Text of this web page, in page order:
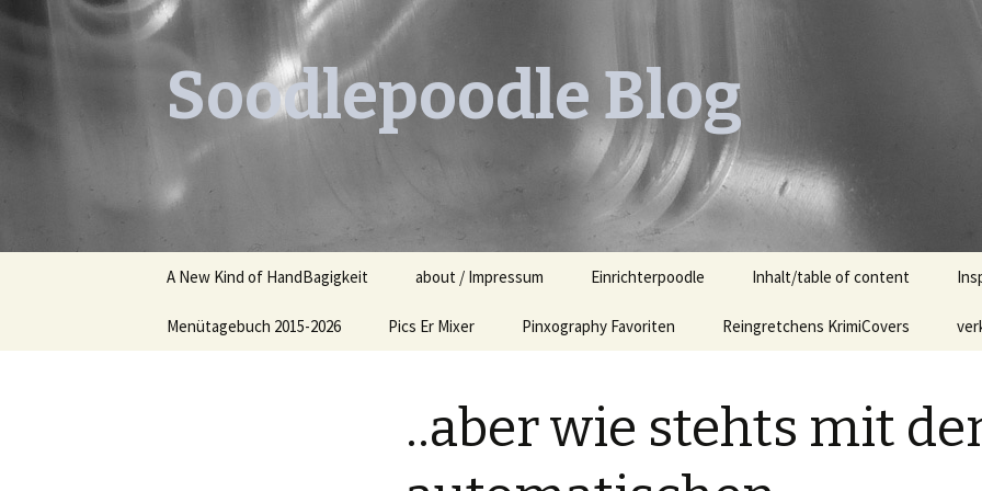
Soodlepoodle Blog
content
A New Kind of HandBagigkeit about / Impressum Einrichterpoodle Inhalt/table of content
Menütagebuch 2015-2026 Pics Er Mixer Pinxography Favoriten Reingretchens KrimiCovers
..aber wie stehts mit